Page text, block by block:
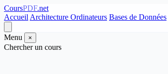
CoursPDF.net
Accueil Architecture Ordinateurs Bases de Données
Menu ×
Chercher un cours